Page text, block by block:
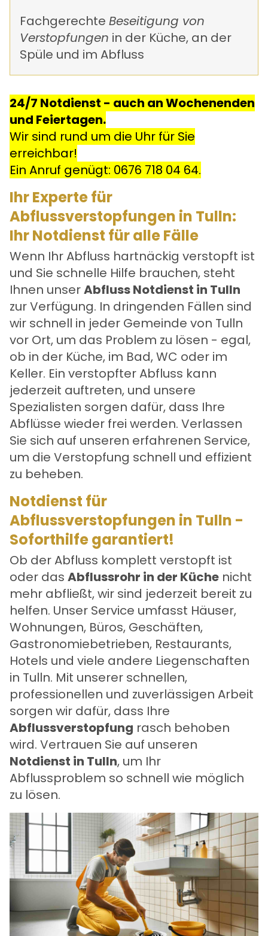
Fachgerechte Beseitigung von
Verstopfungen in der Küche, an der
Spüle und im Abfluss
24/7 Notdienst - auch an Wochenenden
und Feiertagen.
Wir sind rund um die Uhr für Sie
erreichbar!
Ein Anruf genügt: 0676 718 04 64.
Ihr Experte für
Abflussverstopfungen in Tulln:
Ihr Notdienst für alle Fälle
Wenn Ihr Abfluss hartnäckig verstopft ist
und Sie schnelle Hilfe brauchen, steht
Ihnen unserAbfluss Notdienst in Tulln
zur Verfügung. In dringenden Fällen sind
wir schnell in jeder Gemeinde von Tulln
vor Ort, um das Problem zu lösen - egal,
ob in der Küche, im Bad, WC oder im
Keller. Ein verstopfter Abfluss kann
jederzeit auftreten, und unsere
Spezialisten sorgen dafür, dass Ihre
Abflüsse wieder frei werden. Verlassen
Sie sich auf unseren erfahrenen Service,
um die Verstopfung schnell und effizient
zu beheben.
Notdienst für
Abflussverstopfungen in Tulln -
Soforthilfe garantiert!
Ob der Abfluss komplett verstopft ist
oder das Abflussrohr in der Küche nicht
mehr abfließt, wir sind jederzeit bereit zu
helfen. Unser Service umfasst Häuser,
Wohnungen, Büros, Geschäften,
Gastronomiebetrieben, Restaurants,
Hotels und viele andere Liegenschaften
in Tulln. Mit unserer schnellen,
professionellen und zuverlässigen Arbeit
sorgen wir dafür, dass Ihre
Abflussverstopfung rasch behoben
wird. Vertrauen Sie auf unseren
Notdienst in Tulln, um Ihr
Abflussproblem so schnell wie möglich
zu lösen.